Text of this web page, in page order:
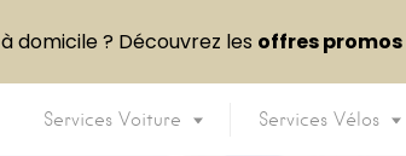
Services Voiture Services Vélos
à domicile ? Découvrez les offres promos